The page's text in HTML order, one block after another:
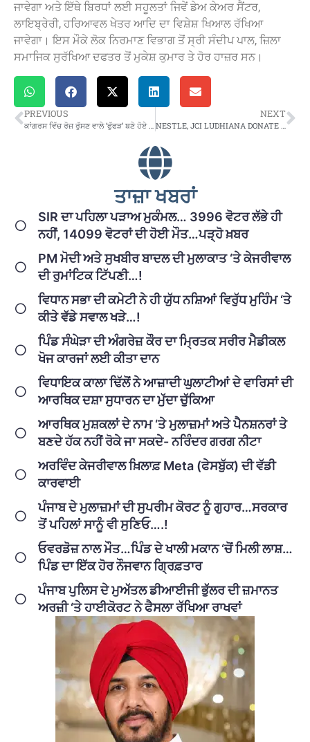
ਜਾਵੇਗਾ ਅਤੇ ਇੱਥੇ ਬਿਰਧਾਂ ਲਈ ਸਹੂਲਤਾਂ ਜਿਵੇਂ ਡੇਅ ਕੇਅਰ ਸੈਂਟਰ,
ਲਾਇਬ੍ਰੇਰੀ, ਹਰਿਆਵਲ ਖੇਤਰ ਆਦਿ ਦਾ ਵਿਸ਼ੇਸ਼ ਖਿਆਲ ਰੱਖਿਆ
ਜਾਵੇਗਾ। ਇਸ ਮੌਕੇ ਲੋਕ ਨਿਰਮਾਣ ਵਿਭਾਗ ਤੋਂ ਸ੍ਰੀ ਸੰਦੀਪ ਪਾਲ, ਜ਼ਿਲਾ
ਸਮਾਜਿਕ ਸੁਰੱਖਿਆ ਦਫਤਰ ਤੋਂ ਮੁਕੇਸ਼ ਕੁਮਾਰ ਤੇ ਹੋਰ ਹਾਜ਼ਰ ਸਨ।
PREVIOUS NEXT
ਤਾਜ਼ਾ ਖਬਰਾਂ
SIR ਦਾ ਪਹਿਲਾ ਪੜਾਅ ਮੁਕੰਮਲ… 3996 ਵੋਟਰ ਲੱਭੇ ਹੀ
ਨਹੀਂ, 14099 ਵੋਟਰਾਂ ਦੀ ਹੋਈ ਮੌਤ…ਪੜ੍ਹੋ ਖ਼ਬਰ
PM ਮੋਦੀ ਅਤੇ ਸੁਖਬੀਰ ਬਾਦਲ ਦੀ ਮੁਲਾਕਾਤ ‘ਤੇ ਕੇਜਰੀਵਾਲ
ਦੀ ਰੁਮਾਂਟਿਕ ਟਿੱਪਣੀ…!
ਵਿਧਾਨ ਸਭਾ ਦੀ ਕਮੇਟੀ ਨੇ ਹੀ ਯੁੱਧ ਨਸ਼ਿਆਂ ਵਿਰੁੱਧ ਮੁਹਿੰਮ ‘ਤੇ
ਕੀਤੇ ਵੱਡੇ ਸਵਾਲ ਖੜੇ…!
ਪਿੰਡ ਸੰਘੇੜਾ ਦੀ ਅੰਗਰੇਜ਼ ਕੌਰ ਦਾ ਮ੍ਰਿਤਕ ਸਰੀਰ ਮੈਡੀਕਲ
ਖੋਜ ਕਾਰਜਾਂ ਲਈ ਕੀਤਾ ਦਾਨ
ਵਿਧਾਇਕ ਕਾਲਾ ਢਿੱਲੋਂ ਨੇ ਆਜ਼ਾਦੀ ਘੁਲਾਟੀਆਂ ਦੇ ਵਾਰਿਸਾਂ ਦੀ
ਆਰਥਿਕ ਦਸ਼ਾ ਸੁਧਾਰਨ ਦਾ ਮੁੱਦਾ ਚੁੱਕਿਆ
ਆਰਥਿਕ ਮੁਸ਼ਕਲਾਂ ਦੇ ਨਾਮ ‘ਤੇ ਮੁਲਾਜ਼ਮਾਂ ਅਤੇ ਪੈਨਸ਼ਨਰਾਂ ਤੇ
ਬਣਦੇ ਹੱਕ ਨਹੀਂ ਰੋਕੇ ਜਾ ਸਕਦੇ- ਨਰਿੰਦਰ ਗਰਗ ਨੀਟਾ
ਅਰਵਿੰਦ ਕੇਜਰੀਵਾਲ ਖ਼ਿਲਾਫ਼ Meta (ਫੇਸਬੁੱਕ) ਦੀ ਵੱਡੀ
ਕਾਰਵਾਈ
ਪੰਜਾਬ ਦੇ ਮੁਲਾਜ਼ਮਾਂ ਦੀ ਸੁਪਰੀਮ ਕੋਰਟ ਨੂੰ ਗੁਹਾਰ…ਸਰਕਾਰ
ਤੋਂ ਪਹਿਲਾਂ ਸਾਨੂੰ ਵੀ ਸੁਣਿਓ….!
ਓਵਰਡੋਜ਼ ਨਾਲ ਮੌਤ…ਪਿੰਡ ਦੇ ਖਾਲੀ ਮਕਾਨ ‘ਚੋਂ ਮਿਲੀ ਲਾਸ਼…
ਪਿੰਡ ਦਾ ਇੱਕ ਹੋਰ ਨੌਜਵਾਨ ਗ੍ਰਿਫ਼ਤਾਰ
ਪੰਜਾਬ ਪੁਲਿਸ ਦੇ ਮੁਅੱਤਲ ਡੀਆਈਜੀ ਭੁੱਲਰ ਦੀ ਜ਼ਮਾਨਤ
ਅਰਜ਼ੀ ‘ਤੇ ਹਾਈਕੋਰਟ ਨੇ ਫੈਸਲਾ ਰੱਖਿਆ ਰਾਖਵਾਂ